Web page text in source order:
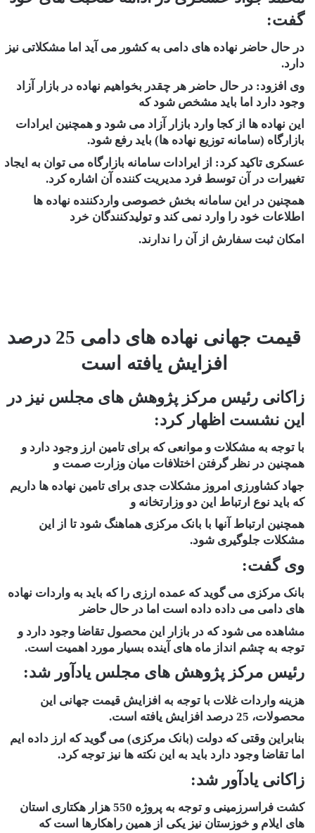
گفت:
در حال حاضر نهاده های دامی به کشور می آید اما مشکلاتی نیز
دارد.
وی افزود: در حال حاضر هر چقدر بخواهیم نهاده در بازار آزاد
وجود دارد اما باید مشخص شود که
این نهاده ها از کجا وارد بازار آزاد می شود و همچنین ایرادات
بازارگاه (سامانه توزیع نهاده ها) باید رفع شود.
عسکری تاکید کرد: از ایرادات سامانه بازارگاه می توان به ایجاد
تغییرات در آن توسط فرد مدیریت کننده آن اشاره کرد.
همچنین در این سامانه بخش خصوصی واردکننده نهاده ها
اطلاعات خود را وارد نمی کند و تولیدکنندگان خرد
امکان ثبت سفارش از آن را ندارند.
قیمت جهانی نهاده های دامی 25 درصد
افزایش یافته است
زاکانی رئیس مرکز پژوهش های مجلس نیز در
این نشست اظهار کرد:
با توجه به مشکلات و موانعی که برای تامین ارز وجود دارد و
همچنین در نظر گرفتن اختلافات میان وزارت صمت و
جهاد کشاورزی امروز مشکلات جدی برای تامین نهاده ها داریم
که باید نوع ارتباط این دو وزارتخانه و
همچنین ارتباط آنها با بانک مرکزی هماهنگ شود تا از این
مشکلات جلوگیری شود.
وی گفت:
بانک مرکزی می گوید که عمده ارزی را که باید به واردات نهاده
های دامی می داده داده است اما در حال حاضر
مشاهده می شود که در بازار این محصول تقاضا وجود دارد و
توجه به چشم انداز ماه های آینده بسیار مورد اهمیت است.
رئیس مرکز پژوهش های مجلس یادآور شد:
هزینه واردات غلات با توجه به افزایش قیمت جهانی این
محصولات، 25 درصد افزایش یافته است.
بنابراین وقتی که دولت (بانک مرکزی) می گوید که ارز داده ایم
اما تقاضا وجود دارد باید به این نکته ها نیز توجه کرد.
زاکانی یادآور شد:
کشت فراسرزمینی و توجه به پروژه 550 هزار هکتاری استان
های ایلام و خوزستان نیز یکی از همین راهکارها است که